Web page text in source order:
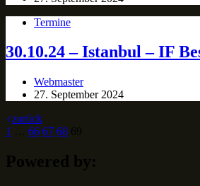
Termine
30.10.24 – Istanbul – IF
Webmaster
27. September 2024
zurück
1
66 67 68